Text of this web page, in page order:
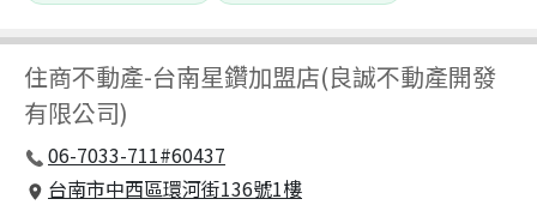
住商不動產-台南星鑽加盟店(良誠不動產開發
有限公司)
06-7033-711#60437
台南市中西區環河街136號1樓